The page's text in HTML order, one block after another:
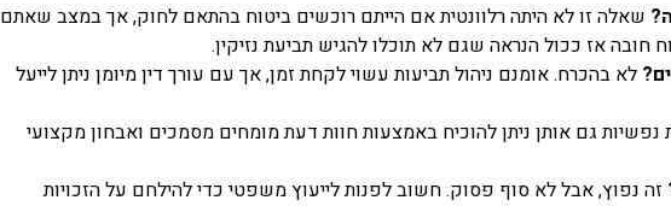
שאלה זו לא היתה רלוונטית אם הייתם רוכשים ביטוח בהתאם לחוק, אך במצב שאתם
חובה אז ככול הנראה שגם לא תוכלו להגיש תביעת נזיקין.
לא בהכרח. אומנם ניהול תביעות עשוי לקחת זמן, אך עם עורך דין מיומן ניתן לייעל
נפשיות גם אותן ניתן להוכיח באמצעות חוות דעת מומחים מסמכים ואבחון מקצועי
זה נפוץ, אבל לא סוף פסוק. חשוב לפנות לייעוץ משפטי כדי להילחם על הזכויות